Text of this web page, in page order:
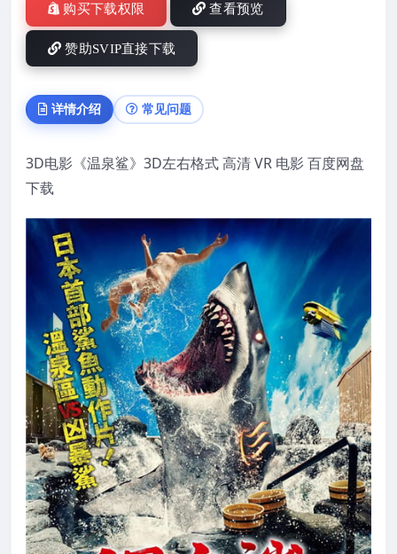
购买下载权限 查看预览
赞助SVIP直接下载
详情介绍 常见问题
3D电影《温泉鲨》3D左右格式 高清 VR 电影 百度网盘
下载